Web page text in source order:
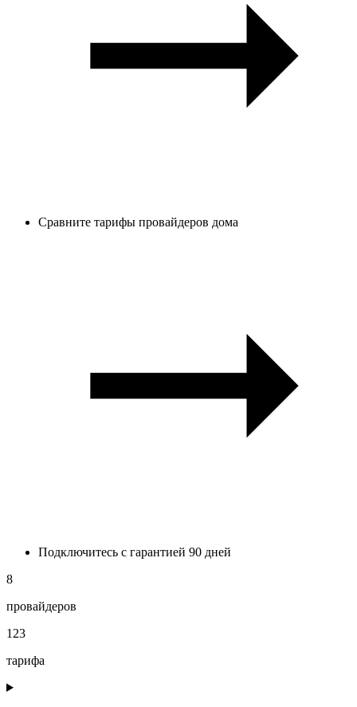
Сравните тарифы провайдеров дома
Подключитесь с гарантией 90 дней
8
провайдеров
123
тарифа